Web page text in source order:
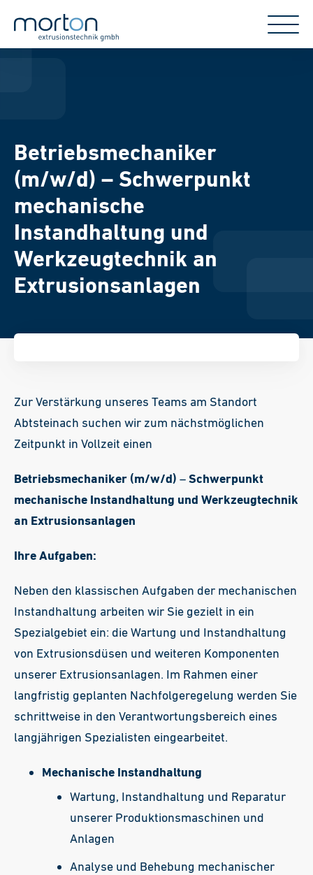
Betriebsmechaniker
(m/w/d) – Schwerpunkt
mechanische
Instandhaltung und
Werkzeugtechnik an
Extrusionsanlagen
Zur Verstärkung unseres Teams am Standort
Abtsteinach suchen wir zum nächstmöglichen
Zeitpunkt in Vollzeit einen
Betriebsmechaniker (m/w/d) –Schwerpunkt
mechanische Instandhaltung und Werkzeugtechnik
an Extrusionsanlagen
Ihre Aufgaben:
Neben den klassischen Aufgaben der mechanischen
Instandhaltung arbeiten wir Sie gezielt in ein
Spezialgebiet ein: die Wartung und Instandhaltung
von Extrusionsdüsen und weiteren Komponenten
unserer Extrusionsanlagen. Im Rahmen einer
langfristig geplanten Nachfolgeregelung werden Sie
schrittweise in den Verantwortungsbereich eines
langjährigen Spezialisten eingearbeitet.
Mechanische Instandhaltung
Wartung, Instandhaltung und Reparatur
unserer Produktionsmaschinen und
Anlagen
Analyse und Behebung mechanischer